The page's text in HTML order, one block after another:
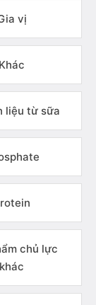
vị
Khác
liệu từ sữa
chủ lực
khác